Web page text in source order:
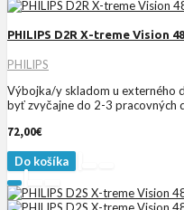
PHILIPS D2R X-treme Vision
PHILIPS
Výbojka/y skladom u externého
byť zvyčajne do 2-3 pracovných
72,00€
Do košíka